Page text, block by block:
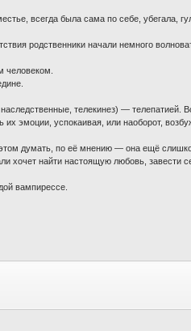
всегда была сама по себе, убегала,
родственники начали немного
человеком.
телекинез) — телепатией.
эмоции, успокаивая, или наоборот,
думать, по её мнению — она ещё
хочет найти настоящую любовь, завести
вампирессе.